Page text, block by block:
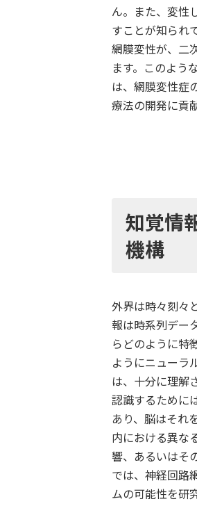
ん。また、変性
すことが知られ
網膜変性が、二
ます。このよう
は、網膜変性症
療法の開発に貢
知覚情
機構
外界は時々刻々
報は時系列デー
らどのように特
ようにニューラ
は、十分に理解
認識するために
あり、脳はそれ
内における異な
響、あるいはそ
では、神経回路
ムの可能性を研